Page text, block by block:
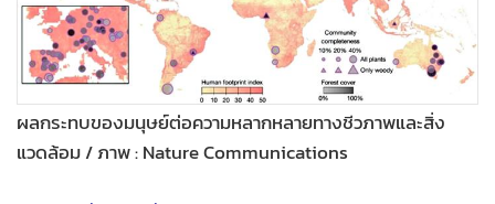
หนึ่งสิ่งมีชีวิตบนโลกใบนี้ ที่ได้รับผลกระทบจากภาวะโลกร้อนไม่
น้อยไปกว่าเหล่าสัตว์ ผลการศึกษาในปัจจุบันได้เผยว่า พืชหลาย
หมื่นสายพันธุ์ก็กำลังตกอยู่ในอันตรายจากสภาพภูมิอากาศที่
กำลังเปลี่ยนแปลง และการสูญพันธุ์ของพืชบางชนิดอาจส่งผลก
ระทบต่อสิ่งมีชีวิตทุกชีวิตบนโลกนี้ เพราะพืชคือผู้ผลิตอากาศ